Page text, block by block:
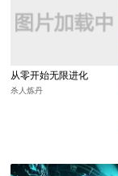
从零开始无限进化
杀人炼丹